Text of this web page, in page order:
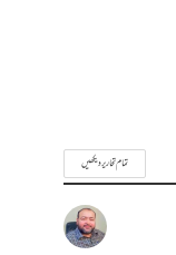
تمام تحاریر دیکھیں